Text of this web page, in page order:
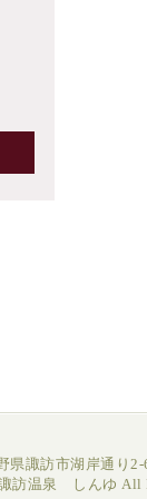
諏訪市湖岸通り2-
訪温泉 しんゆ All